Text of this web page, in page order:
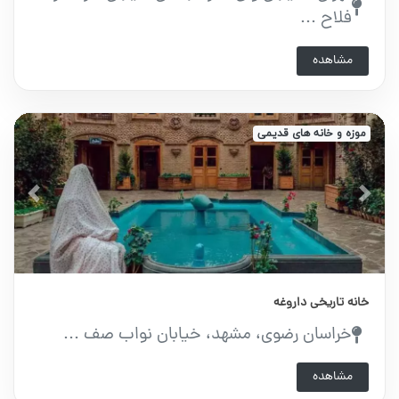
فلاح ...
مشاهده
Next
موزه و خانه های قدیمی
خانه تاریخی داروغه
خراسان رضوی، مشهد، خیابان نواب صف ...
مشاهده